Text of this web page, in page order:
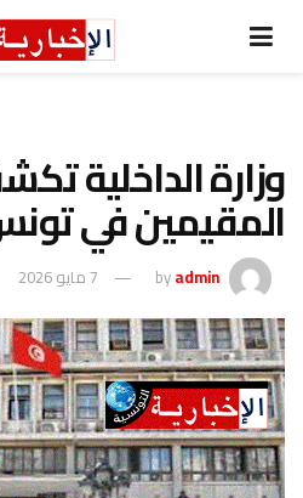
وزارة الداخلية
المقيمين في
byadmin 7 مايو 2026